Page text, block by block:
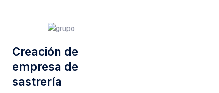
Creación de
empresa de
sastrería